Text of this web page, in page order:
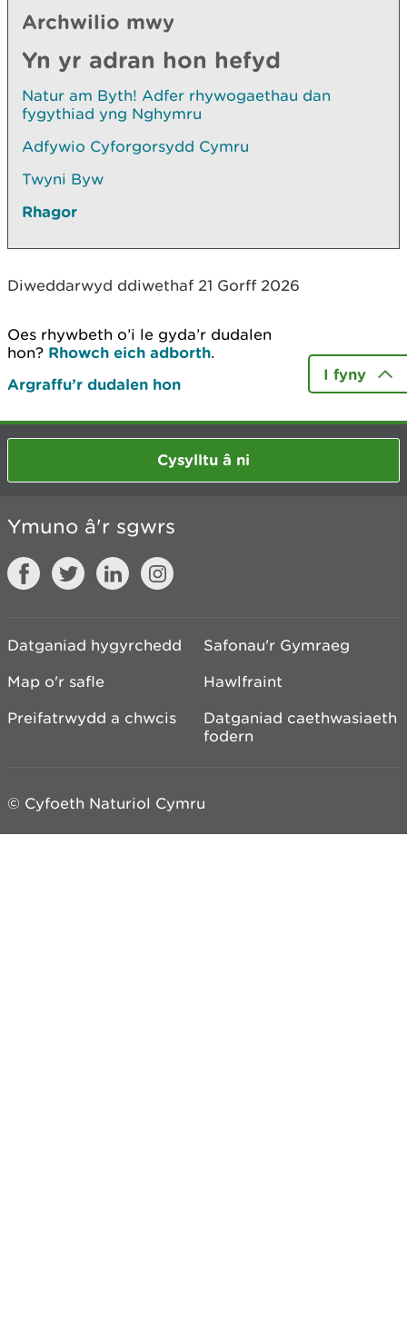
Archwilio mwy
Yn yr adran hon hefyd
Natur am Byth! Adfer rhywogaethau dan
fygythiad yng Nghymru
Adfywio Cyforgorsydd Cymru
Twyni Byw
Rhagor
Diweddarwyd ddiwethaf 21 Gorff 2026
Oes rhywbeth o’i le gyda’r dudalen
hon? Rhowch eich adborth.
Argraffu’r dudalen hon
I fyny
Cysylltu â ni
Ymuno â'r sgwrs
Datganiad hygyrchedd
Safonau'r Gymraeg
Map o'r safle
Hawlfraint
Preifatrwydd a chwcis
Datganiad caethwasiaeth
fodern
© Cyfoeth Naturiol Cymru